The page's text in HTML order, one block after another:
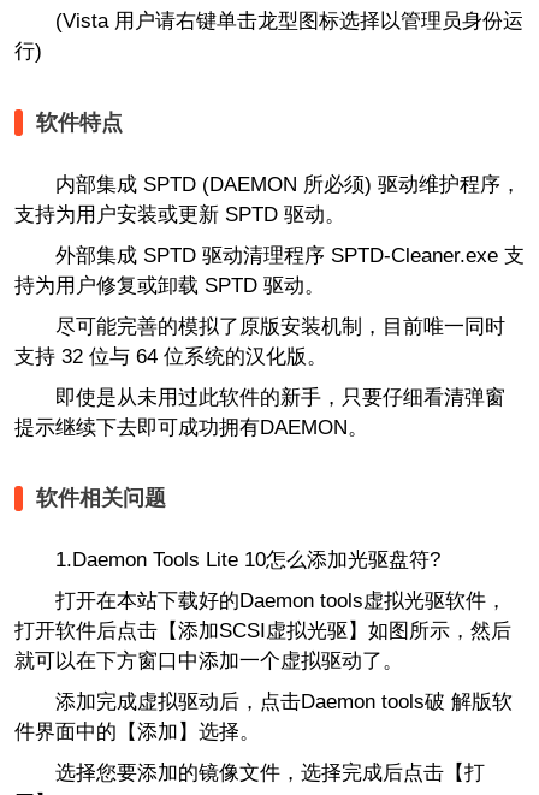
(Vista 用户请右键单击龙型图标选择以管理员身份运
行)
软件特点
内部集成 SPTD (DAEMON 所必须) 驱动维护程序，
支持为用户安装或更新 SPTD 驱动。
外部集成 SPTD 驱动清理程序 SPTD-Cleaner.exe 支
持为用户修复或卸载 SPTD 驱动。
尽可能完善的模拟了原版安装机制，目前唯一同时
支持 32 位与 64 位系统的汉化版。
即使是从未用过此软件的新手，只要仔细看清弹窗
提示继续下去即可成功拥有DAEMON。
软件相关问题
1.Daemon Tools Lite 10怎么添加光驱盘符?
打开在本站下载好的Daemon tools虚拟光驱软件，
打开软件后点击【添加SCSI虚拟光驱】如图所示，然后
就可以在下方窗口中添加一个虚拟驱动了。
添加完成虚拟驱动后，点击Daemon tools破 解版软
件界面中的【添加】选择。
选择您要添加的镜像文件，选择完成后点击【打